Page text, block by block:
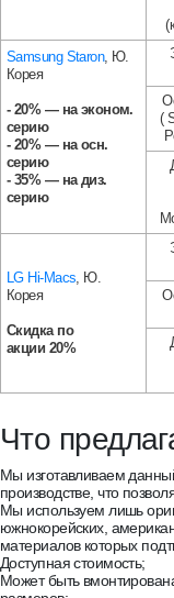
Samsung Staron, Ю.
Корея
- 20% — на эконом.
серию
- 20% — на осн.
серию
- 35% — на диз.
серию
(
LG Hi-Macs, Ю.
Корея
Скидка по
акции 20%
Что
Мы изготавливаем
производстве, что
Мы используем лишь
южнокорейских,
материалов которых
Доступная стоимость;
Может быть